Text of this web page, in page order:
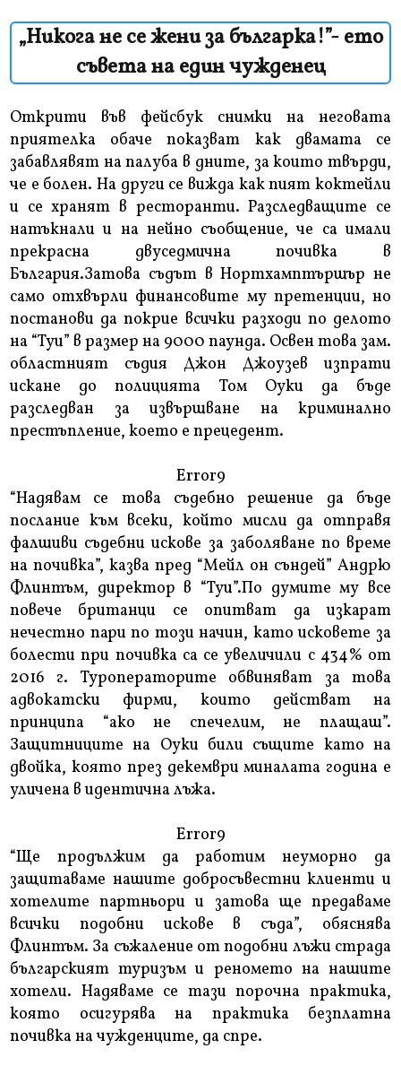
„Никога не се жени за българка!”- ето
съвета на един чужденец
Открити във фейсбук снимки на неговата
приятелка обаче показват как двамата се
забавлявят на палуба в дните, за които твърди,
че е болен. На други се вижда как пият коктейли
и се хранят в ресторанти. Разследващите се
натъкнали и на нейно съобщение, че са имали
прекрасна двуседмична почивка в
България.Затова съдът в Нортхамптършър не
само отхвърли финансовите му претенции, но
постанови да покрие всички разходи по делото
на “Туи” в размер на 9000 паунда. Освен това зам.
областният съдия Джон Джоузев изпрати
искане до полицията Том Оуки да бъде
разследван за извършване на криминално
престъпление, което е прецедент.
Error9
“Надявам се това съдебно решение да бъде
послание към всеки, който мисли да отправя
фалшиви съдебни искове за заболяване по време
на почивка”, казва пред “Мейл он съндей” Андрю
Флинтъм, директор в “Туи”.По думите му все
повече британци се опитват да изкарат
нечестно пари по този начин, като исковете за
болести при почивка са се увеличили с 434% от
2016 г. Туроператорите обвиняват за това
адвокатски фирми, които действат на
принципа “ако не спечелим, не плащаш”.
Защитниците на Оуки били същите като на
двойка, която през декември миналата година е
уличена в идентична лъжа.
Error9
“Ще продължим да работим неуморно да
защитаваме нашите добросъвестни клиенти и
хотелите партньори и затова ще предаваме
всички подобни искове в съда”, обяснява
Флинтъм. За съжаление от подобни лъжи страда
българският туризъм и реномето на нашите
хотели. Надяваме се тази порочна практика,
която осигурява на практика безплатна
почивка на чужденците, да спре.